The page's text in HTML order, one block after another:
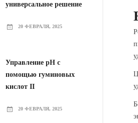
универсальное решение
20 ФЕВРАЛЯ, 2025
Управление pH с
помощью гуминовых
кислот II
20 ФЕВРАЛЯ, 2025